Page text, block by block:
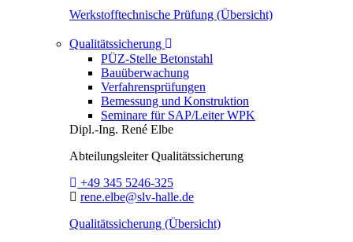
Werkstofftechnische Prüfung (Übersicht)
Qualitätssicherung Toggle Dropdown
PÜZ-Stelle Betonstahl
Bauüberwachung
Verfahrensprüfungen
Bemessung und Konstruktion
Seminare für SAP/Leiter WPK
Dipl.-Ing. René Elbe
AbteilungsleiterQualitätssicherung
Telefon:
+49 345 5246-325
E-Mail:
rene.elbe@slv-halle.de
Qualitätssicherung (Übersicht)